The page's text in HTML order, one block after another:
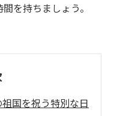
を持ちましょう。
国を祝う特別な日